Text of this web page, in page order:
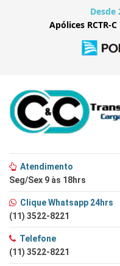
Desde
Apólices RCTR-
Atendimento
Seg/Sex 9 às 18hrs
Clique Whatsapp 24hrs
(11) 3522-8221
Telefone
(11) 3522-8221